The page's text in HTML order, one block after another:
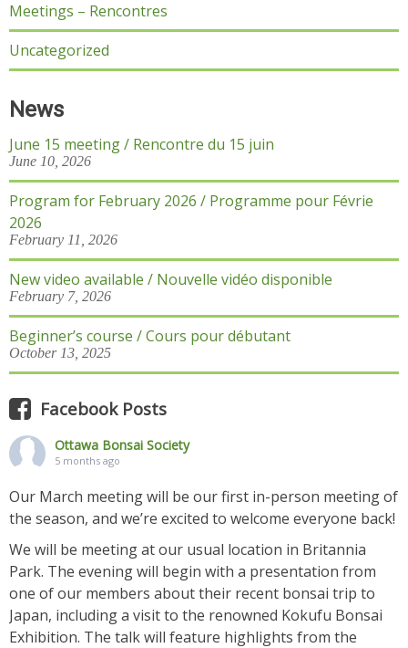
Meetings – Rencontres
Uncategorized
News
June 15 meeting / Rencontre du 15 juin
June 10, 2026
Program for February 2026 / Programme pour Févrie
2026
February 11, 2026
New video available / Nouvelle vidéo disponible
February 7, 2026
Beginner’s course / Cours pour débutant
October 13, 2025
Facebook Posts
Ottawa Bonsai Society
5 months ago
Our March meeting will be our first in-person meeting of
the season, and we’re excited to welcome everyone back!
We will be meeting at our usual location in Britannia
Park. The evening will begin with a presentation from
one of our members about their recent bonsai trip to
Japan, including a visit to the renowned Kokufu Bonsai
Exhibition. The talk will feature highlights from the